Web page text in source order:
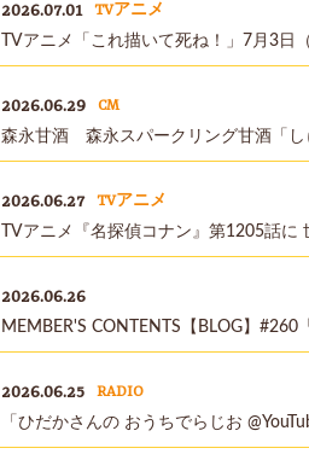
2026.07.01
TVアニメ
TVアニメ「これ描いて死ね！」7月3
2026.06.29
CM
森永甘酒 森永スパークリング甘酒「し
2026.06.27
TVアニメ
TVアニメ『名探偵コナン』第1205話に
2026.06.26
MEMBER'S CONTENTS【BLOG】#260
2026.06.25
RADIO
「ひだかさんの おうちでらじお